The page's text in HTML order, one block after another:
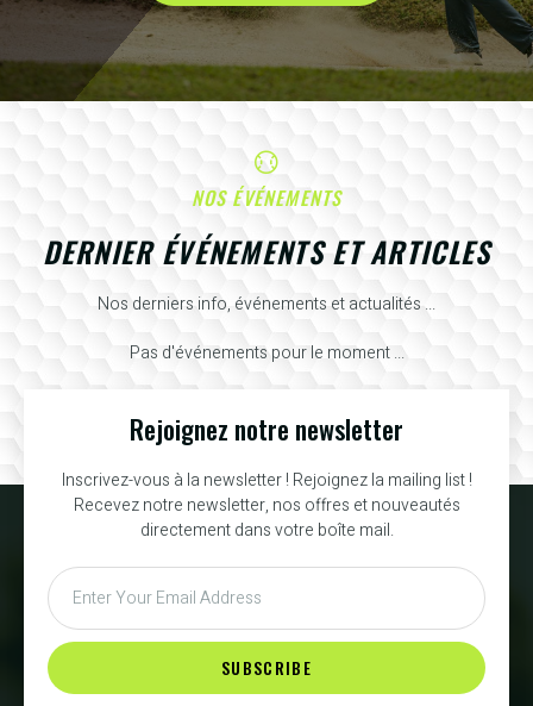
NOS ÉVÉNEMENTS
DERNIER ÉVÉNEMENTS ET ARTICLES
Nos derniers info, événements et actualités ...
Pas d'événements pour le moment ...
Rejoignez notre newsletter
Inscrivez-vous à la newsletter ! Rejoignez la mailing list !
Recevez notre newsletter, nos offres et nouveautés
directement dans votre boîte mail.
SUBSCRIBE